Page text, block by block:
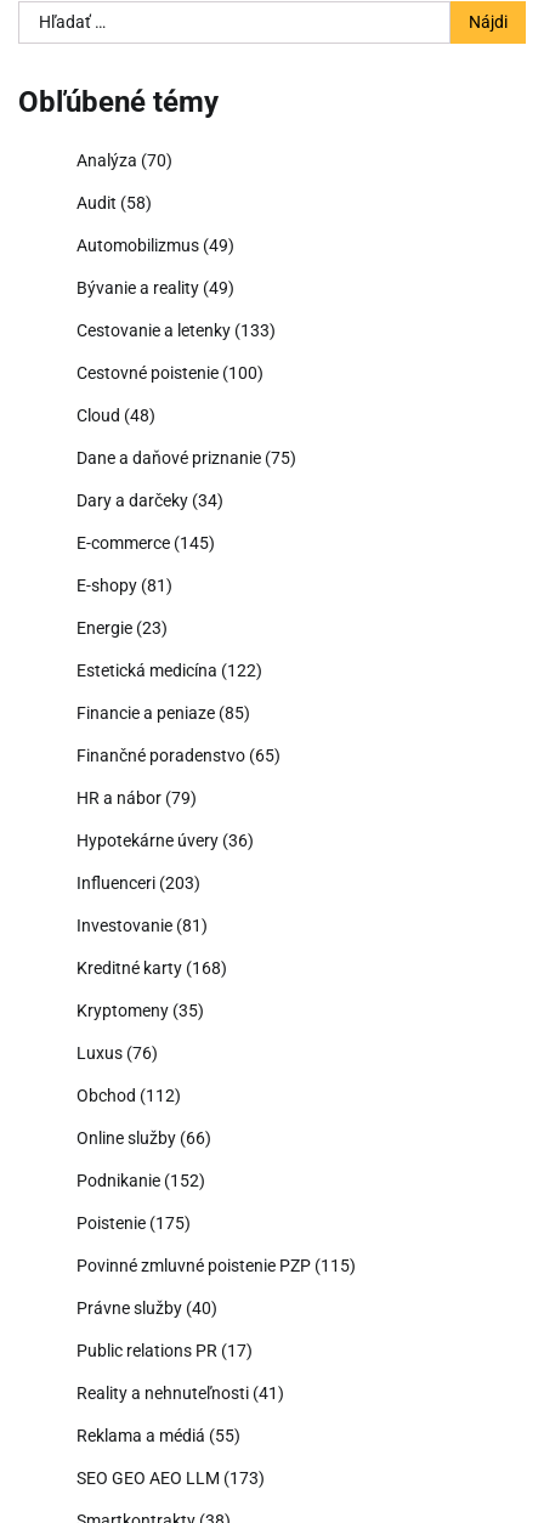
Hľadať:
Obľúbené témy
Analýza (70)
Audit (58)
Automobilizmus (49)
Bývanie a reality (49)
Cestovanie a letenky (133)
Cestovné poistenie (100)
Cloud (48)
Dane a daňové priznanie (75)
Dary a darčeky (34)
E-commerce (145)
E-shopy (81)
Energie (23)
Estetická medicína (122)
Financie a peniaze (85)
Finančné poradenstvo (65)
HR a nábor (79)
Hypotekárne úvery (36)
Influenceri (203)
Investovanie (81)
Kreditné karty (168)
Kryptomeny (35)
Luxus (76)
Obchod (112)
Online služby (66)
Podnikanie (152)
Poistenie (175)
Povinné zmluvné poistenie PZP (115)
Právne služby (40)
Public relations PR (17)
Reality a nehnuteľnosti (41)
Reklama a médiá (55)
SEO GEO AEO LLM (173)